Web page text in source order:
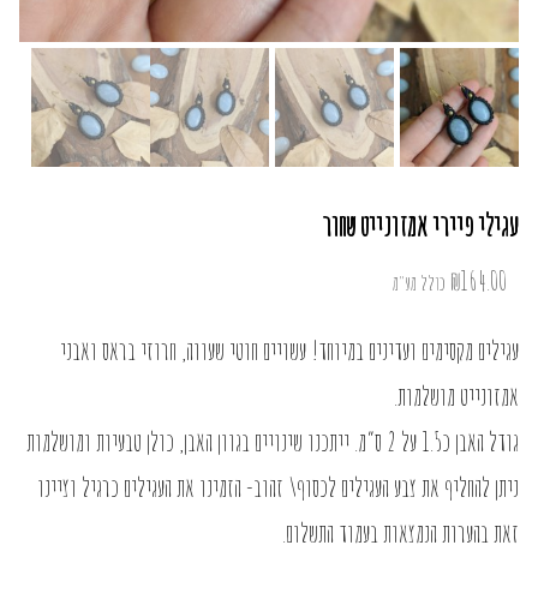
עגילי פיירי אמזונייט שחור
₪164.00 כולל מע"מ
עגילים מקסימים ועדינים במיוחד! עשויים חוטי שעווה, חרוזי בראס ואבני
אמזונייט מושלמות.
גודל האבן כ1.5 על 2 ס”מ. ייתכנו שינויים בגוון האבן, כולן טבעיות ומושלמות
ניתן להחליף את צבע העגילים לכסוף\ זהוב- הזמינו את העגילים כרגיל וציינו
זאת בהערות הנמצאות בעמוד התשלום.